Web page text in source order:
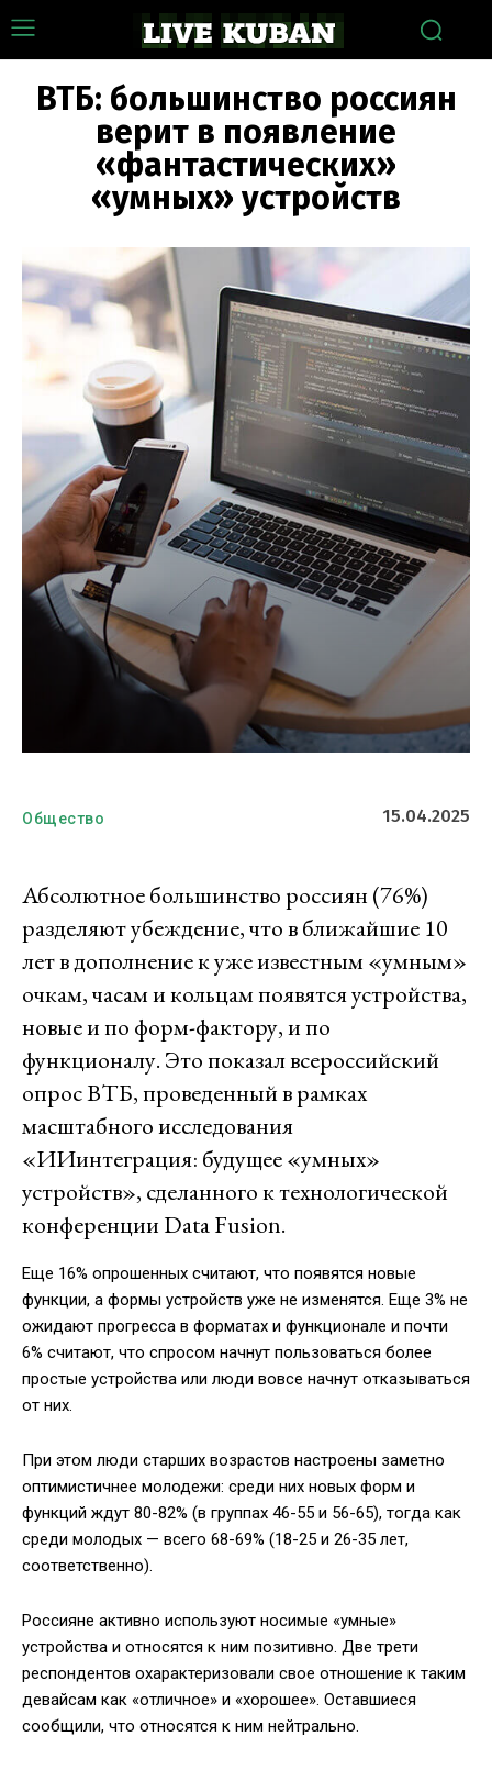
ВТБ: большинство россиян
верит в появление
«фантастических»
«умных» устройств
Общество 15.04.2025
Абсолютное большинство россиян (76%)
разделяют убеждение, что в ближайшие 10
лет в дополнение к уже известным «умным»
очкам, часам и кольцам появятся устройства,
новые и по форм-фактору, и по
функционалу. Это показал всероссийский
опрос ВТБ, проведенный в рамках
масштабного исследования
«ИИинтеграция: будущее «умных»
устройств», сделанного к технологической
конференции Data Fusion.
Еще 16% опрошенных считают, что появятся новые
функции, а формы устройств уже не изменятся. Еще 3% не
ожидают прогресса в форматах и функционале и почти
6% считают, что спросом начнут пользоваться более
простые устройства или люди вовсе начнут отказываться
от них.
При этом люди старших возрастов настроены заметно
оптимистичнее молодежи: среди них новых форм и
функций ждут 80-82% (в группах 46-55 и 56-65), тогда как
среди молодых — всего 68-69% (18-25 и 26-35 лет,
соответственно).
Россияне активно используют носимые «умные»
устройства и относятся к ним позитивно. Две трети
респондентов охарактеризовали свое отношение к таким
девайсам как «отличное» и «хорошее». Оставшиеся
сообщили, что относятся к ним нейтрально.